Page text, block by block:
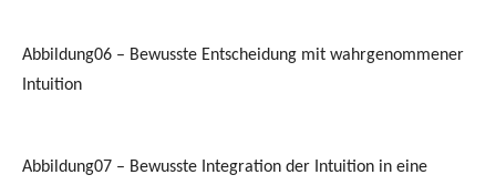
Abbildung06 – Bewusste Entscheidung mit wahrgenommener
Intuition
Abbildung07 – Bewusste Integration der Intuition in eine